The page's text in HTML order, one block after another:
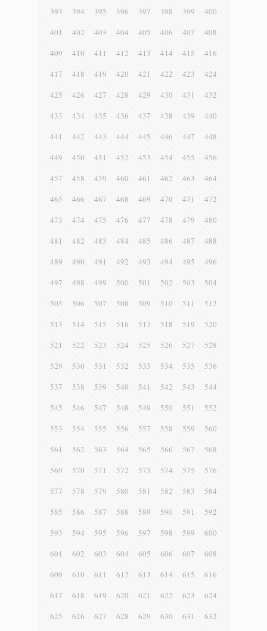
393 394 395 396 397 398 399
400
401
402 403 404 405 406 407
408
409
410 411 412 413 414 415
416
417
418 419 420 421 422 423
424
425
426 427 428 429 430 431
432
433
434 435 436 437 438 439
440
441
442 443 444 445 446 447
448
449
450 451 452 453 454 455
456
457
458 459 460 461 462 463
464
465
466 467 468 469 470 471
472
473
474 475 476 477 478 479
480
481
482 483 484 485 486 487
488
489
490 491 492 493 494 495
496
497
498 499 500 501 502 503
504
505
506 507 508 509 510 511
512
513
514 515 516 517 518 519
520
521
522 523 524 525 526 527
528
529
530 531 532 533 534 535
536
537
538 539 540 541 542 543
544
545
546 547 548 549 550 551
552
553
554 555 556 557 558 559
560
561
562 563 564 565 566 567
568
569
570 571 572 573 574 575
576
577
578 579 580 581 582 583
584
585
586 587 588 589 590 591
592
593
594 595 596 597 598 599
600
601
602 603 604 605 606 607
608
609
610 611 612 613 614 615
616
617
618 619 620 621 622 623
624
625
626 627 628 629 630 631
632